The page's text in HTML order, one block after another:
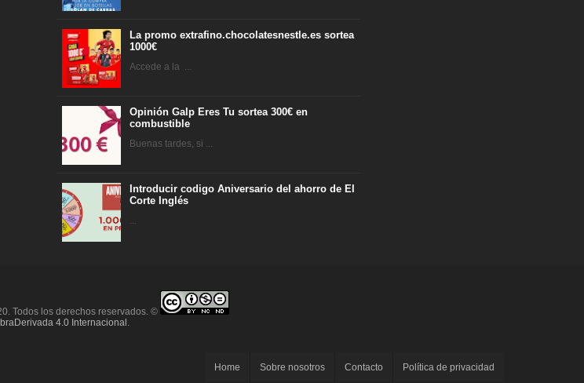
La promo extrafino.chocolatesnestle.es sortea
1000€
Accede a la ...
Opinión Galp Eres Tu sortea 300€ en
combustible
Buenas tardes, si ...
Introducir codigo Aniversario del ahorro de El
Corte Inglés
...
Todos los derechos reservados. ©
4.0 Internacional .
Home Sobre nosotros Contacto Política de privacidad